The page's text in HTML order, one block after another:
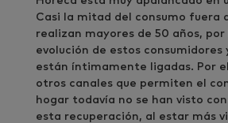
Casi la mitad del consumo fuera
realizan mayores de 50 años, por
evolución de estos consumidores
están íntimamente ligadas. Por
otros canales que permiten el
hogar todavía no se han visto
esta recuperación, al estar más